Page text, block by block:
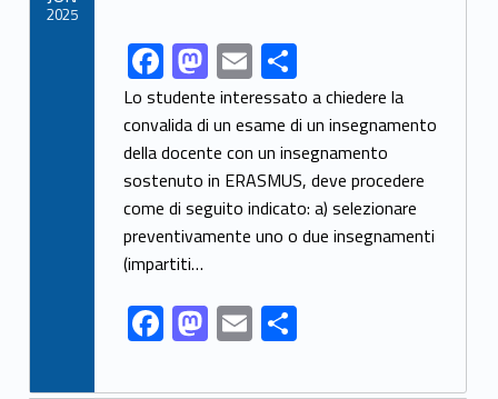
k
Link identifier share facebook archive #share-link-archive-77887F
ac
e
b
o
o
k
M
as
to
d
o
n
E
m
ai
l
S
h
ar
e
Lo studente interessato a chiedere la
convalida di un esame di un insegnamento
della docente con un insegnamento
sostenuto in ERASMUS, deve procedere
come di seguito indicato: a) selezionare
preventivamente uno o due insegnamenti
(impartiti…
F
ac
M
as
E
m
S
2025